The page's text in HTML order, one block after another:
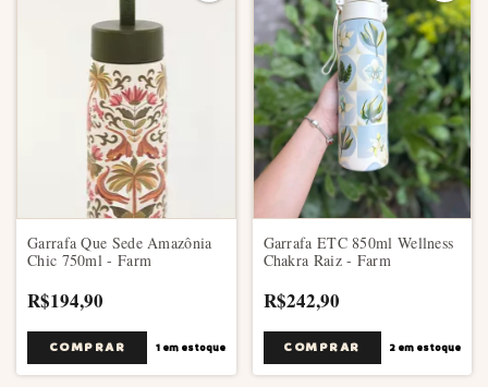
Garrafa Que Sede Amazônia
Chic 750ml - Farm
R$194,90
1em estoque
Garrafa ETC 850ml Wellness
Chakra Raiz - Farm
R$242,90
2 em estoque